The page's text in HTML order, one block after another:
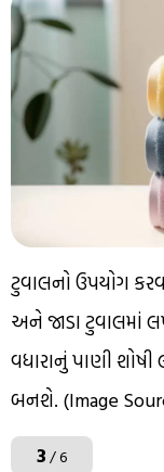
ટુવાલનો ઉપયોગ
અને જાડા ટુવાલમાં
વધારાનું પાણી
બનશે. (Image
3/ 6